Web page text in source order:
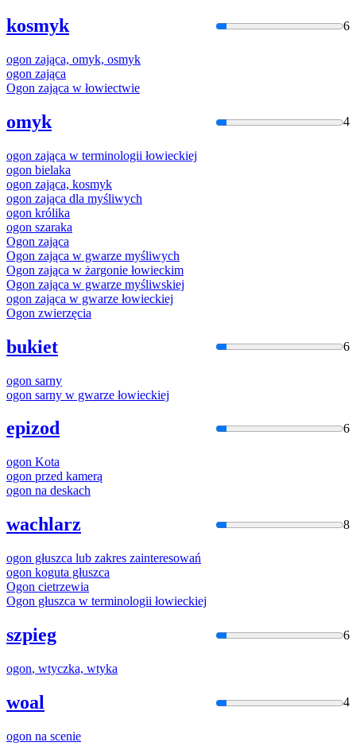
kosmyk 6
ogon zająca, omyk, osmyk
ogon zająca
Ogon zająca w łowiectwie
omyk 4
ogon zająca w terminologii łowieckiej
ogon bielaka
ogon zająca, kosmyk
ogon zająca dla myśliwych
ogon królika
ogon szaraka
Ogon zająca
Ogon zająca w gwarze myśliwych
Ogon zająca w żargonie łowieckim
Ogon zająca w gwarze myśliwskiej
ogon zająca w gwarze łowieckiej
Ogon zwierzęcia
bukiet 6
ogon sarny
ogon sarny w gwarze łowieckiej
epizod 6
ogon Kota
ogon przed kamerą
ogon na deskach
wachlarz 8
ogon głuszca lub zakres zainteresowań
ogon koguta głuszca
Ogon cietrzewia
Ogon głuszca w terminologii łowieckiej
szpieg 6
ogon, wtyczka, wtyka
woal 4
ogon na scenie